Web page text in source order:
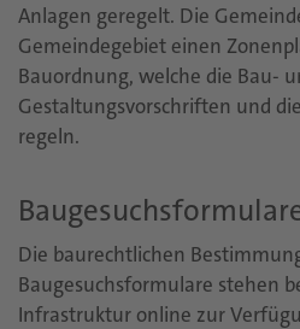
Anlagen geregelt. Die
Gemeindegebiet einen
Bauordnung, welche die Bau-
Gestaltungsvorschriften und
regeln.
Die baurechtlichen
Baugesuchsformulare stehen
Infrastruktur online zur